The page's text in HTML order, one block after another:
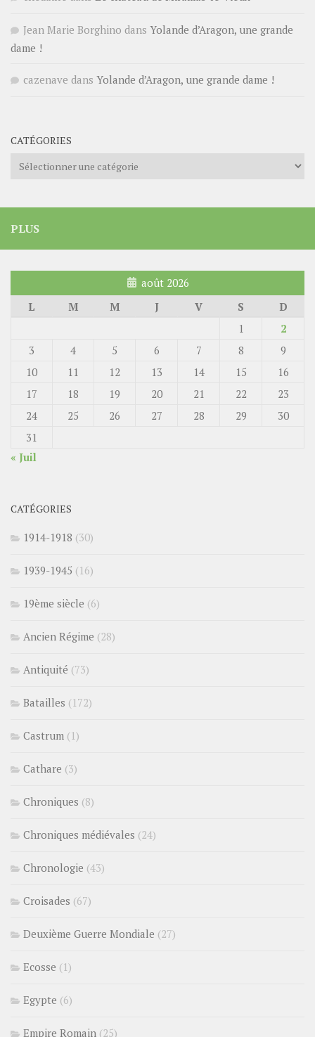
Jean Marie Borghino dans Yolande d’Aragon, une grande
dame !
cazenave dans Yolande d’Aragon, une grande dame !
CATÉGORIES
Catégories
PLUS
août 2026
L
M M J V S
D
1
2
3
4 5 6 7 8
9
10
11 12 13 14 15
16
17
18 19 20 21 22
23
24
25 26 27 28 29
30
31
« Juil
CATÉGORIES
1914-1918 (30)
1939-1945 (16)
19ème siècle (6)
Ancien Régime (28)
Antiquité (73)
Batailles (172)
Castrum (1)
Cathare (3)
Chroniques (8)
Chroniques médiévales (24)
Chronologie (43)
Croisades (67)
Deuxième Guerre Mondiale (27)
Ecosse (1)
Egypte (6)
Empire Romain (25)